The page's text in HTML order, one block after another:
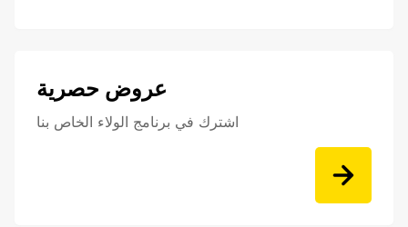
عروض حصرية
اشترك في برنامج الولاء الخاص بنا